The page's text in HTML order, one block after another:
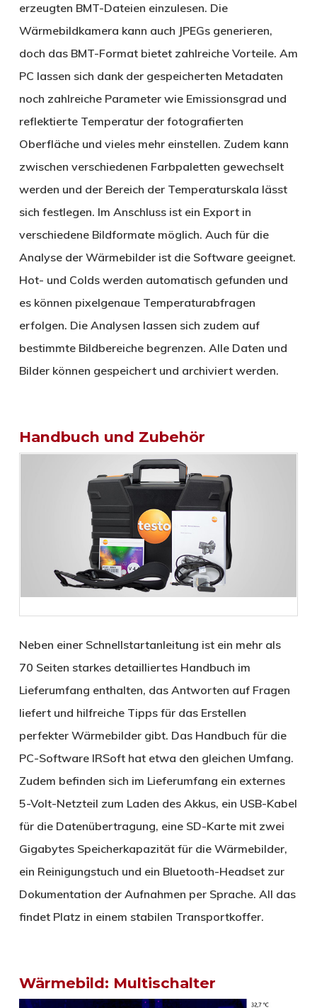
erzeugten BMT-Dateien einzulesen. Die
Wärmebildkamera kann auch JPEGs generieren,
doch das BMT-Format bietet zahlreiche Vorteile. Am
PC lassen sich dank der gespeicherten Metadaten
noch zahlreiche Parameter wie Emissionsgrad und
reflektierte Temperatur der fotografierten
Oberfläche und vieles mehr einstellen. Zudem kann
zwischen verschiedenen Farbpaletten gewechselt
werden und der Bereich der Temperaturskala lässt
sich festlegen. Im Anschluss ist ein Export in
verschiedene Bildformate möglich. Auch für die
Analyse der Wärmebilder ist die Software geeignet.
Hot- und Colds werden automatisch gefunden und
es können pixelgenaue Temperaturabfragen
erfolgen. Die Analysen lassen sich zudem auf
bestimmte Bildbereiche begrenzen. Alle Daten und
Bilder können gespeichert und archiviert werden.
Handbuch und Zubehör
Neben einer Schnellstartanleitung ist ein mehr als
70 Seiten starkes detailliertes Handbuch im
Lieferumfang enthalten, das Antworten auf Fragen
liefert und hilfreiche Tipps für das Erstellen
perfekter Wärmebilder gibt. Das Handbuch für die
PC-Software IRSoft hat etwa den gleichen Umfang.
Zudem befinden sich im Lieferumfang ein externes
5-Volt-Netzteil zum Laden des Akkus, ein USB-Kabel
für die Datenübertragung, eine SD-Karte mit zwei
Gigabytes Speicherkapazität für die Wärmebilder,
ein Reinigungstuch und ein Bluetooth-Headset zur
Dokumentation der Aufnahmen per Sprache. All das
findet Platz in einem stabilen Transportkoffer.
Wärmebild: Multischalter